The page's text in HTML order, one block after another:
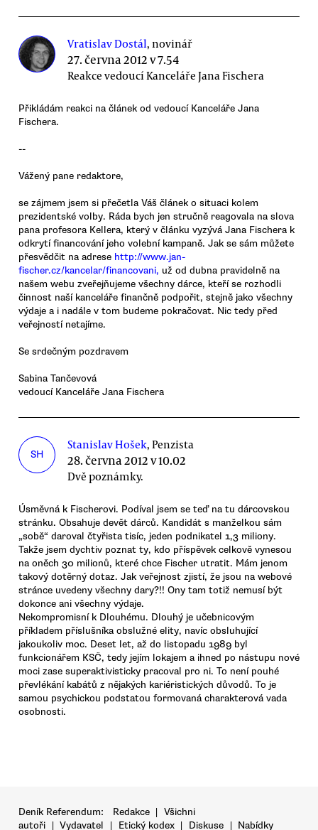
Vratislav Dostál, novinář
27. června 2012 v 7.54
Reakce vedoucí Kanceláře Jana Fischera
Přikládám reakci na článek od vedoucí Kanceláře Jana
Fischera.
--
Vážený pane redaktore,
se zájmem jsem si přečetla Váš článek o situaci kolem
prezidentské volby. Ráda bych jen stručně reagovala na slova
pana profesora Kellera, který v článku vyzývá Jana Fischera k
odkrytí financování jeho volební kampaně. Jak se sám můžete
přesvědčit na adrese http://www.jan-
fischer.cz/kancelar/financovani, už od dubna pravidelně na
našem webu zveřejňujeme všechny dárce, kteří se rozhodli
činnost naší kanceláře finančně podpořit, stejně jako všechny
výdaje a i nadále v tom budeme pokračovat. Nic tedy před
veřejností netajíme.
Se srdečným pozdravem
Sabina Tančevová
vedoucí Kanceláře Jana Fischera
SH
Stanislav Hošek, Penzista
28. června 2012 v 10.02
Dvě poznámky.
Úsměvná k Fischerovi. Podíval jsem se teď na tu dárcovskou
stránku. Obsahuje devět dárců. Kandidát s manželkou sám
„sobě“ daroval čtyřista tisíc, jeden podnikatel 1,3 miliony.
Takže jsem dychtiv poznat ty, kdo příspěvek celkově vynesou
na oněch 30 milionů, které chce Fischer utratit. Mám jenom
takový dotěrný dotaz. Jak veřejnost zjistí, že jsou na webové
stránce uvedeny všechny dary?!! Ony tam totiž nemusí být
dokonce ani všechny výdaje.
Nekompromisní k Dlouhému. Dlouhý je učebnicovým
příkladem příslušníka obslužné elity, navíc obsluhující
jakoukoliv moc. Deset let, až do listopadu 1989 byl
funkcionářem KSČ, tedy jejím lokajem a ihned po nástupu nové
moci zase superaktivisticky pracoval pro ni. To není pouhé
převlékání kabátů z nějakých kariéristických důvodů. To je
samou psychickou podstatou formovaná charakterová vada
osobnosti.
Deník Referendum: Redakce | Všichni
autoři | Vydavatel | Etický kodex | Diskuse | Nabídky